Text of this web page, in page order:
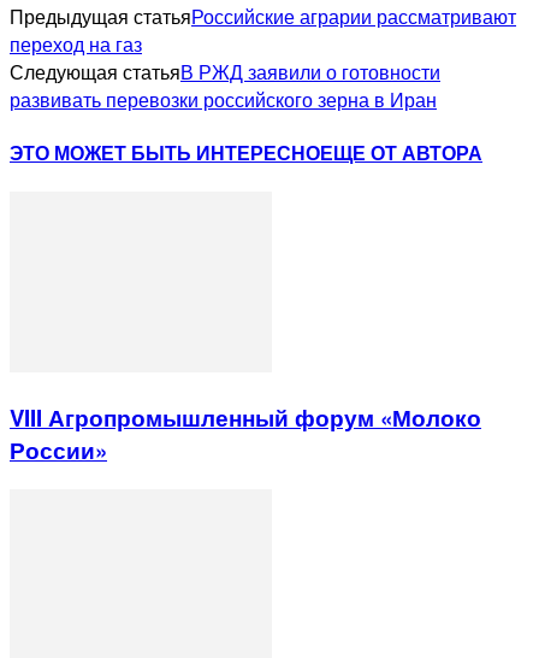
Предыдущая статьяРоссийские аграрии рассматривают
переход на газ
Следующая статьяВ РЖД заявили о готовности
развивать перевозки российского зерна в Иран
ЭТО МОЖЕТ БЫТЬ ИНТЕРЕСНОЕЩЕ ОТ АВТОРА
VIII Агропромышленный форум «Молоко
России»